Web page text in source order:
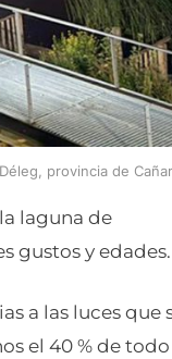
provincia de
laguna de
gustos y edades.
a las luces que
el 40 % de todo